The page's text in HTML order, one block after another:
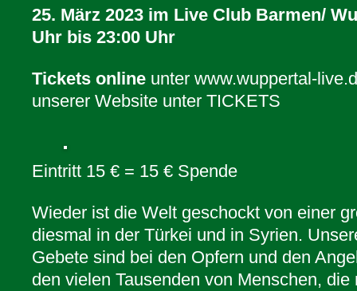
25. März 2023 im Live Club Barmen/
Uhr bis 23:00 Uhr
Tickets online unter www.wuppertal-
unserer Website unter TICKETS
Eintritt 15 € = 15 € Spende
Wieder ist die Welt geschockt von einer
diesmal in der Türkei und in Syrien.
Gebete sind bei den Opfern und den
den vielen Tausenden von Menschen,